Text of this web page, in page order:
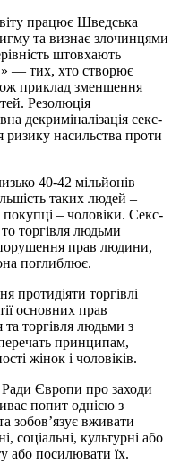
працює Шведська
та визнає злочинцями
штовхають
— тих, хто створює
приклад зменшення
Резолюція
декриміналізація секс-
ризику насильства проти
40-42 мільйонів
таких людей –
– чоловіки. Секс-
то торгівля людьми
прав людини,
поглиблює.
протидіяти торгівлі
основних прав
торгівля людьми з
принципам,
жінок і чоловіків.
Європи про заходи
попит однією з
зобов’язує вживати
соціальні, культурні або
або посилювати їх.